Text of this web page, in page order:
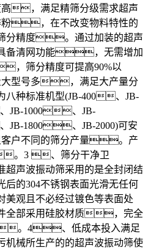
，满足精筛分级需求超声
粉，在不改变物料特性的
分精度。通过加装的超声
备清网功能，无需增加
，筛分精度可提高90%以
号多，满足大产量分
八种标准机型(JB-400、JB-
1000、JB-
1800、JB-2000)可安
户不同的筛分产量。产
。3 、筛分干净卫
声波振动筛采用的是全封闭结
304不锈钢表面光滑无任何
观且不必经过镀色等表面处
全部采用硅胶材质，完全
。4、低成本投入满足
机械所生产的的超声波振动筛使